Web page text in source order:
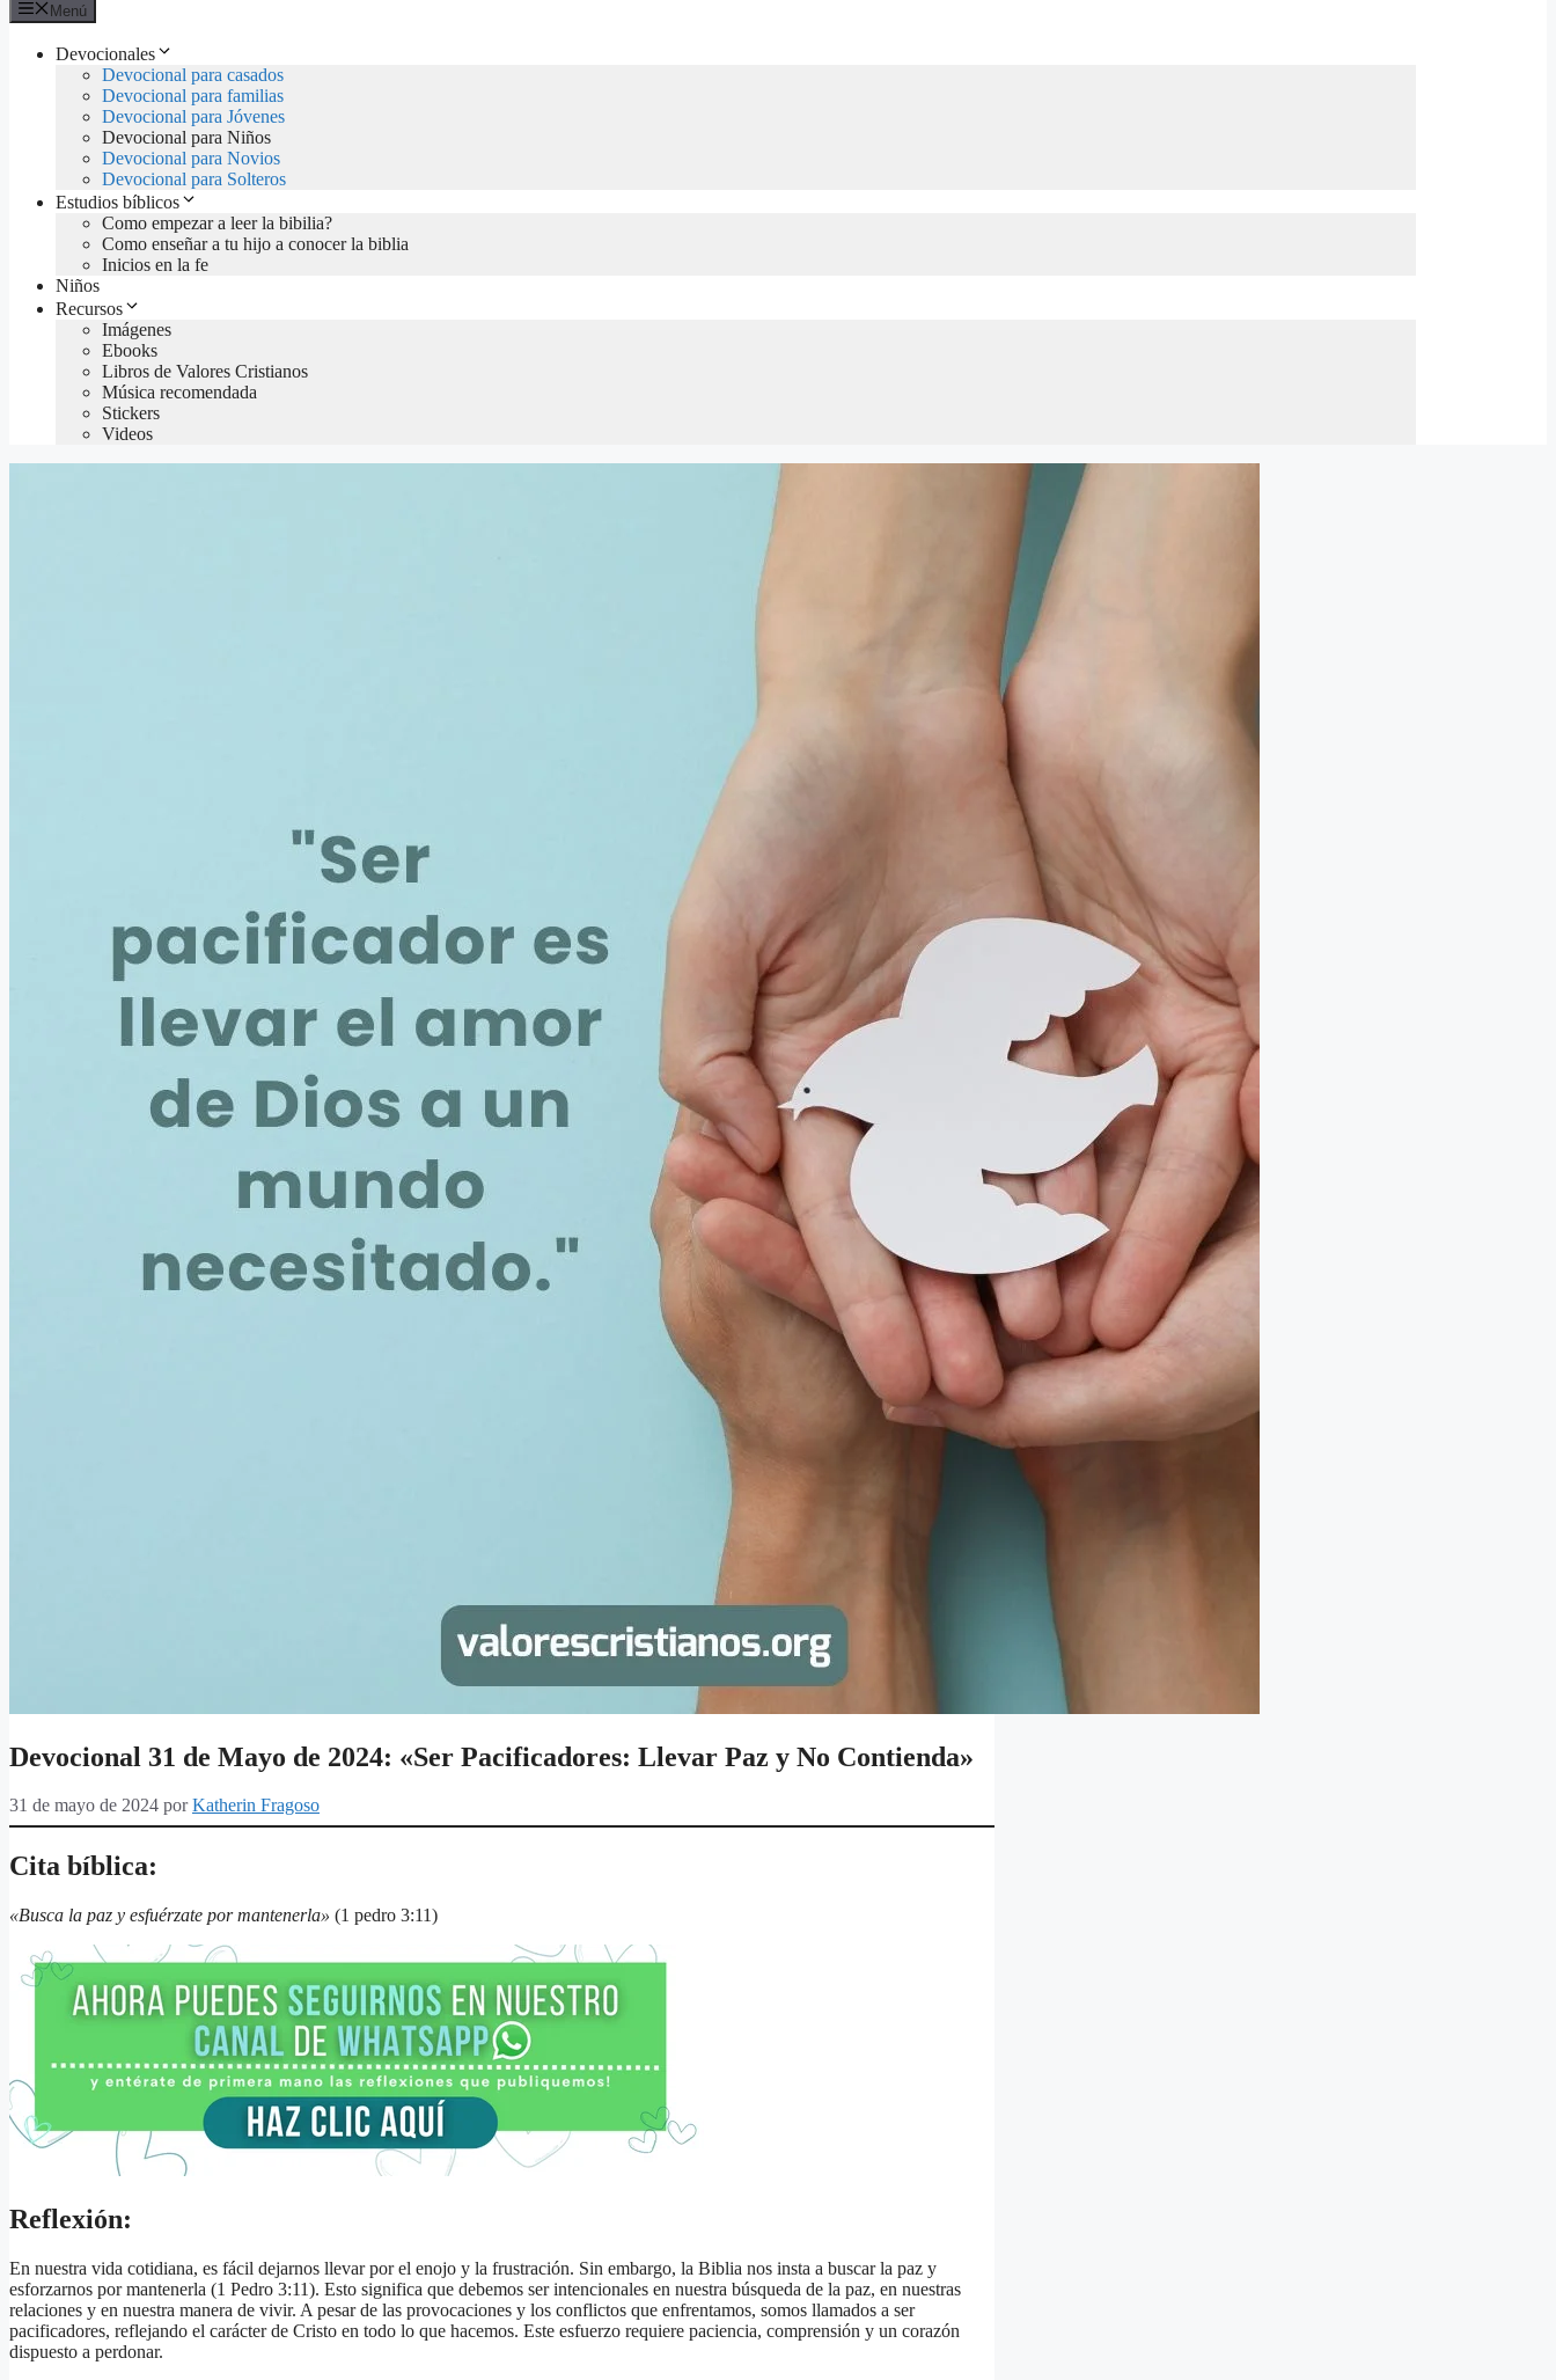
Menú
Devocionales
Devocional para casados
Devocional para familias
Devocional para Jóvenes
Devocional para Niños
Devocional para Novios
Devocional para Solteros
Estudios bíblicos
Como empezar a leer la bibilia?
Como enseñar a tu hijo a conocer la biblia
Inicios en la fe
Niños
Recursos
Imágenes
Ebooks
Libros de Valores Cristianos
Música recomendada
Stickers
Videos
Devocional 31 de Mayo de 2024: «Ser Pacificadores: Llevar Paz y No Contienda»
31 de mayo de 2024 porKatherin Fragoso
Cita bíblica:
«Busca la paz y esfuérzate por mantenerla» (1 pedro 3:11)
Reflexión:
En nuestra vida cotidiana, es fácil dejarnos llevar por el enojo y la frustración. Sin embargo, la Biblia nos insta a buscar la paz y
esforzarnos por mantenerla (1 Pedro 3:11). Esto significa que debemos ser intencionales en nuestra búsqueda de la paz, en nuestras
relaciones y en nuestra manera de vivir. A pesar de las provocaciones y los conflictos que enfrentamos, somos llamados a ser
pacificadores, reflejando el carácter de Cristo en todo lo que hacemos. Este esfuerzo requiere paciencia, comprensión y un corazón
dispuesto a perdonar.